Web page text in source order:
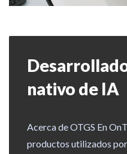
nativo de IA
Acerca de OTGS En
productos utilizados